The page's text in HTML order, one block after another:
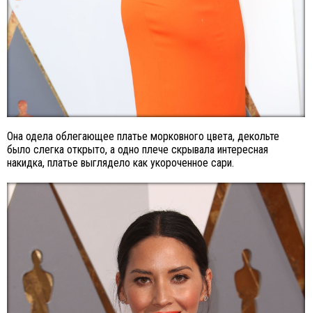
Она одела облегающее платье морковного цвета, декольте
было слегка открыто, а одно плече скрывала интересная
накидка, платье выглядело как укороченное сари.